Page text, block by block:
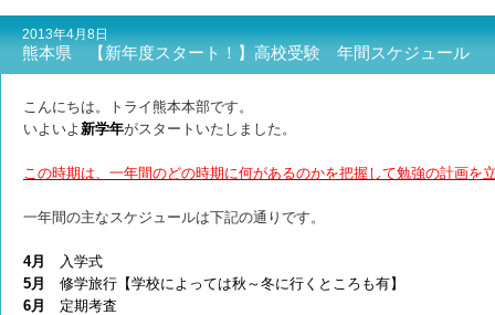
2013年4月8日
熊本県 【新年度スタート！】高校受験 年間スケジュール
こんにちは。トライ熊本本部です。
いよいよ 新学年がスタートいたしました。
この時期は、一年間のどの時期に何があるのかを把握して勉強の計画を
一年間の主なスケジュールは下記の通りです。
4月
入学式
5月
修学旅行【学校によっては秋～冬に行くところも有】
6月
定期考査